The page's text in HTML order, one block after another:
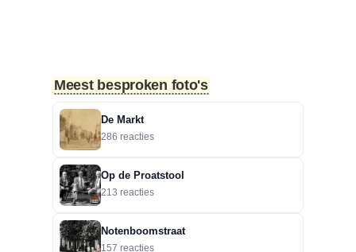
Bisschop Philip Roveniusstraat
rechter foto De Hoeksteen.”
Treurbeuk op de Halve Maan
“Marie, dat klopt. Op de Halve
Maan. Echt een prachtige
boom....”
Meest besproken foto's
De Markt
286 reacties
Op de Proatstool
213 reacties
Notenboomstraat
157 reacties